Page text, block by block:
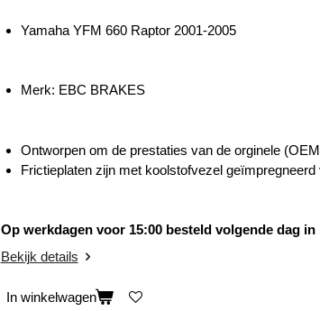
Yamaha YFM 660 Raptor 2001-2005
Merk: EBC BRAKES
Ontworpen om de prestaties van de orginele
Frictieplaten zijn met koolstofvezel
Op werkdagen voor 15:00 besteld volgende dag in
Bekijk details
In winkelwagen